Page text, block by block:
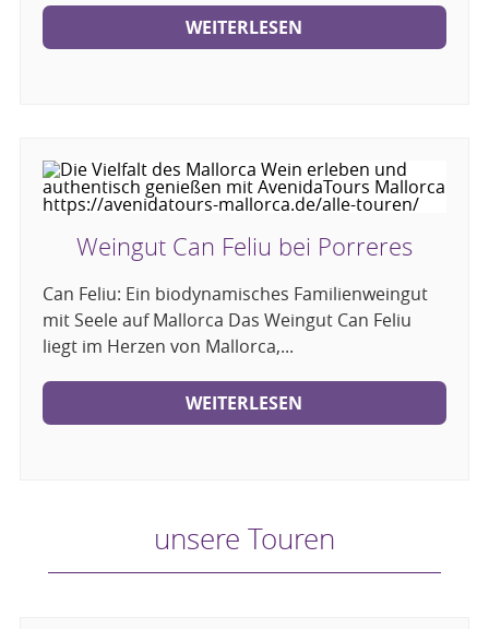
WEITERLESEN
Weingut Can Feliu bei Porreres
Can Feliu: Ein biodynamisches Familienweingut
mit Seele auf Mallorca Das Weingut Can Feliu
liegt im Herzen von Mallorca,...
WEITERLESEN
unsere Touren